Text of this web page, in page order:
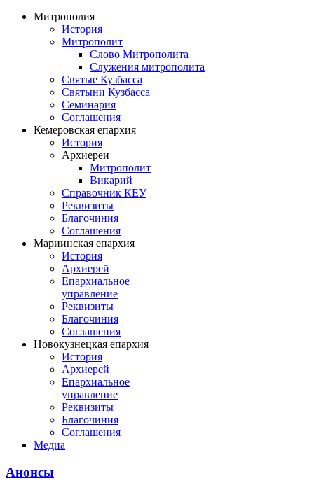
Митрополия
История
Митрополит
Слово Митрополита
Служения митрополита
Святые Кузбасса
Святыни Кузбасса
Семинария
Соглашения
Кемеровская епархия
История
Архиереи
Митрополит
Викарий
Справочник КЕУ
Реквизиты
Благочиния
Соглашения
Мариинская епархия
История
Архиерей
Епархиальное
управление
Реквизиты
Благочиния
Соглашения
Новокузнецкая епархия
История
Архиерей
Епархиальное
управление
Реквизиты
Благочиния
Соглашения
Медиа
Анонсы